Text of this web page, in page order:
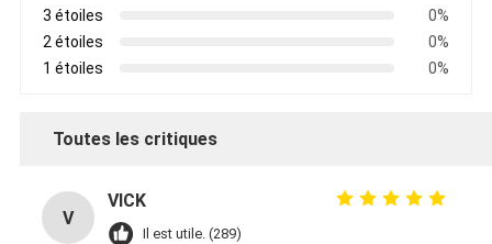
3 étoiles
0%
2 étoiles
0%
1 étoiles
0%
Toutes les critiques
V
VICK
Il est utile. (289)